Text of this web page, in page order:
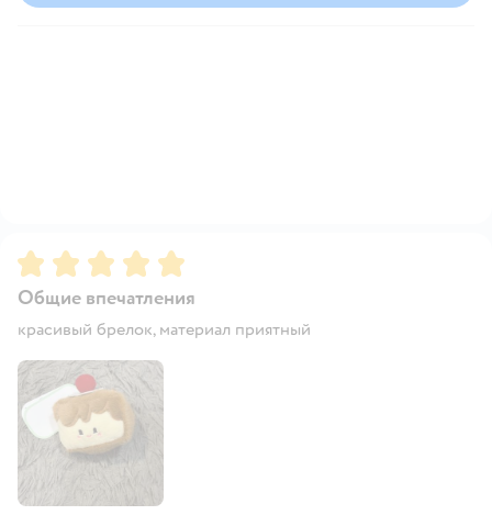
Рейтинг:5
Общие впечатления
красивый брелок, материал приятный